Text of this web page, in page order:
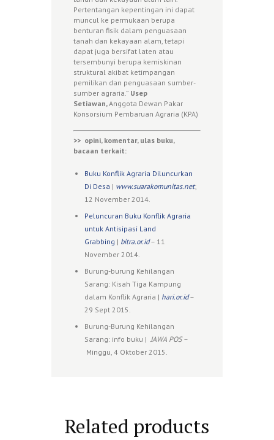
Pertentangan kepentingan ini dapat
muncul ke permukaan berupa
benturan fisik dalam penguasaan
tanah dan kekayaan alam, tetapi
dapat juga bersifat laten atau
tersembunyi berupa kemiskinan
struktural akibat ketimpangan
pemilikan dan penguasaan sumber-
sumber agraria.” Usep
Setiawan,Anggota Dewan Pakar
Konsorsium Pembaruan Agraria (KPA)
>> opini, komentar, ulas buku,
bacaan terkait:
Buku Konflik Agraria Diluncurkan
Di Desa | www.suarakomunitas.net;
12 November 2014.
Peluncuran Buku Konflik Agraria
untuk Antisipasi Land
Grabbing | bitra.or.id – 11
November 2014.
Burung-burung Kehilangan
Sarang: Kisah Tiga Kampung
dalam Konflik Agraria | hari.or.id–
29 Sept 2015.
Burung-Burung Kehilangan
Sarang: info buku | JAWA POS–
Minggu, 4 Oktober 2015.
Related products